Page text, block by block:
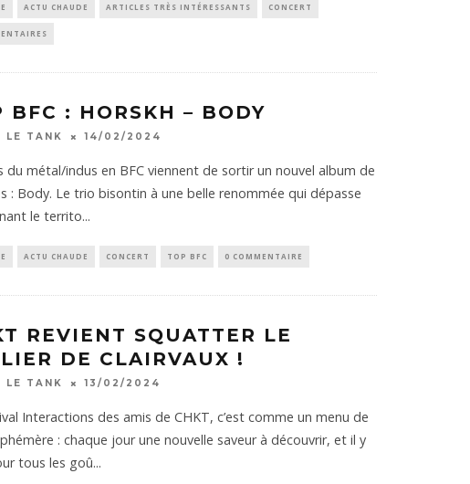
ACTU CHAUDE ARTICLES TRÈS INTÉRESSANTS CONCERT
BFC : HORSKH – BODY
LE TANK 14/02/2024
du métal/indus en BFC viennent de sortir un nouvel album de
: Body. Le trio bisontin à une belle renommée qui dépasse
le territo...
ACTU CHAUDE CONCERT TOP BFC 0 COMMENTAIRE
REVIENT SQUATTER LE
DE CLAIRVAUX !
LE TANK 13/02/2024
Interactions des amis de CHKT, c’est comme un menu de
: chaque jour une nouvelle saveur à découvrir, et il y
tous les goû...